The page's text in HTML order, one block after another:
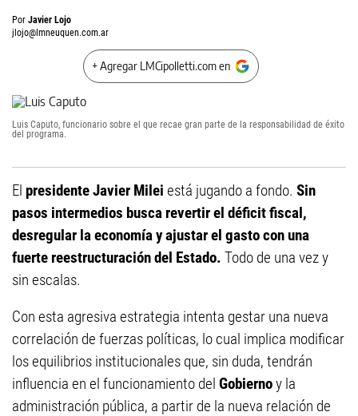
Por Javier Lojo
jlojo@lmneuquen.com.ar
+ Agregar LMCipolletti.com en
Luis Caputo, funcionario sobre el que recae gran parte de la responsabilidad de éxito
del programa.
El presidenteJavier Milei está jugando a fondo. Sin
pasos intermedios busca revertir el déficit fiscal,
desregular la economía y ajustar el gasto con una
fuerte reestructuración del Estado. Todo de una vez y
sin escalas.
Con esta agresiva estrategia intenta gestar una nueva
correlación de fuerzas políticas, lo cual implica modificar
los equilibrios institucionales que, sin duda, tendrán
influencia en el funcionamiento del Gobiernoy la
administración pública, a partir de la nueva relación de